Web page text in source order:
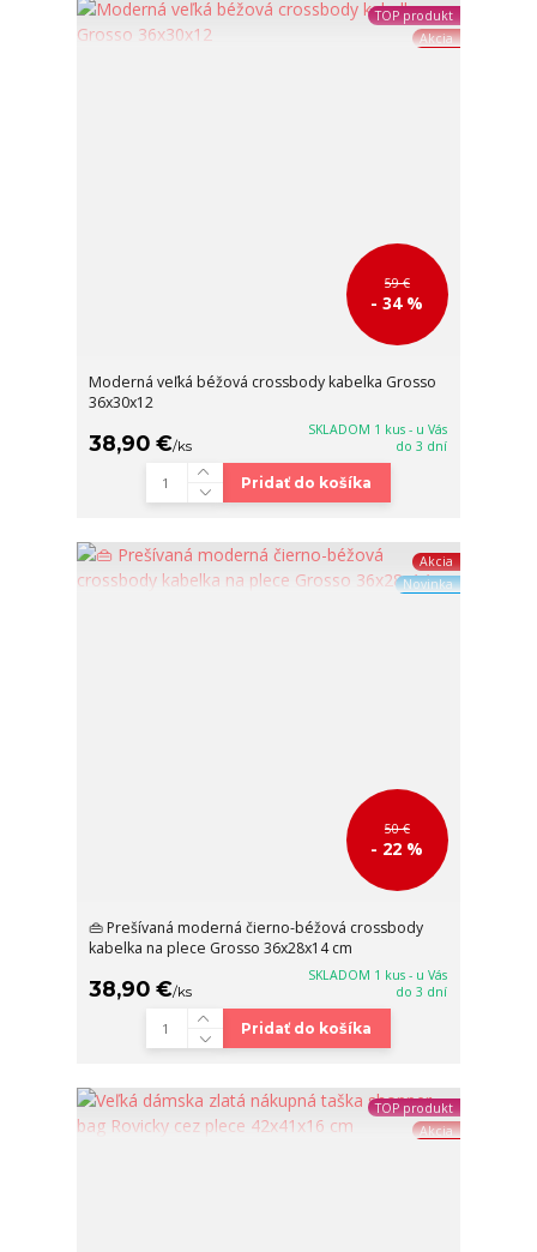
TOP produkt
Akcia
59 €
- 34 %
Moderná veľká béžová crossbody kabelka Grosso
36x30x12
38,90 €/ks
SKLADOM 1 kus - u Vás
do 3 dní
Pridať do košíka
Akcia
Novinka
50 €
- 22 %
👜 Prešívaná moderná čierno-béžová crossbody
kabelka na plece Grosso 36x28x14 cm
38,90 €/ks
SKLADOM 1 kus - u Vás
do 3 dní
Pridať do košíka
TOP produkt
Akcia